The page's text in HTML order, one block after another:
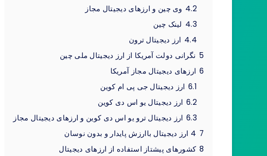
4.2 وی چین و ارزهای دیجیتال مجاز
4.3 لینک چین
4.4 ارز دیجیتال ترون
5 نگرانی دولت آمریکا از ارز دیجیتال ملی چین
6 ارزهای دیجیتال مجاز آمریکا
6.1 ارز دیجیتال جی پی ام کوین
6.2 ارز دیجیتال یو اس دی کوین
6.3 ارز دیجیتال ترو یو اس دی کوین و ارزهای دیجیتال مجاز
7 4 ارز دیجیتال باارزش پایدار و بدون نوسان
8 کشورهای پیشتاز استفاده از ارزهای دیجیتال